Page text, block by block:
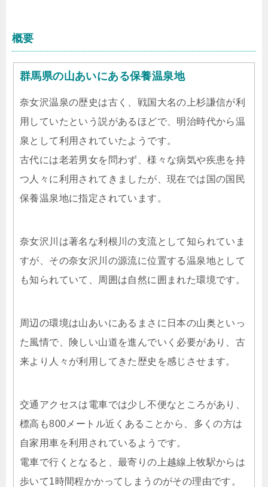
概要
群馬県の山あいにある保養温泉地
奈女沢温泉の歴史は古く、戦国大名の上杉謙信が利
用していたという説があるほどで、明治時代から温
泉として利用されていたようです。
古代には老若男女を問わず、様々な病気や疾患を持
つ人々に利用されてきましたが、現在では国の国民
保養温泉地に指定されています。
奈女沢川は著名な利根川の支流として知られていま
すが、その奈女沢川の源流に位置する温泉地として
も知られていて、周囲は自然に囲まれた環境です。
周辺の環境は山あいにあるまさに日本の山奥といっ
た風情で、険しい山道を進んでいく必要があり、古
来より人々が利用してきた歴史を感じさせます。
交通アクセスは電車では少し不便なところがあり、
標高も800メートル近くあることから、多くの方は
自家用車を利用されているようです。
電車で行くとなると、最寄りの上越線上牧駅からは
歩いて1時間程かかってしまうのがその理由です。